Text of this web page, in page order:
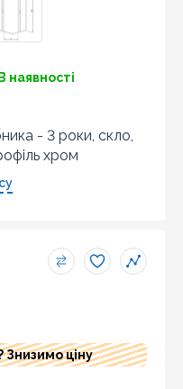
В наявності
- 3 роки, скло,
хром
ціну